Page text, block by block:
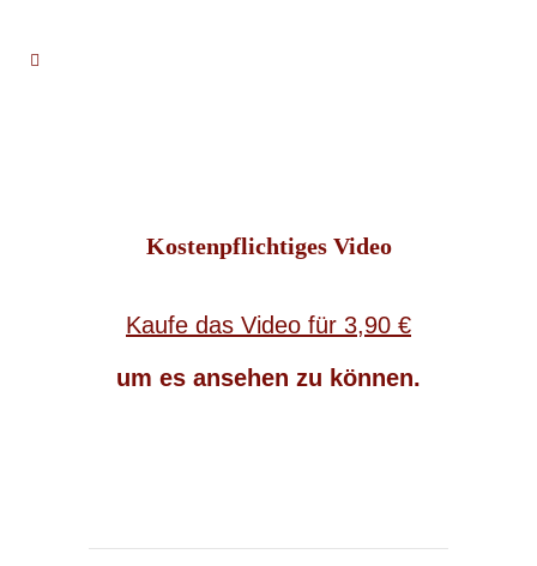
Kostenpflichtiges Video
Kaufe das Video für 3,90 €
um es ansehen zu können.